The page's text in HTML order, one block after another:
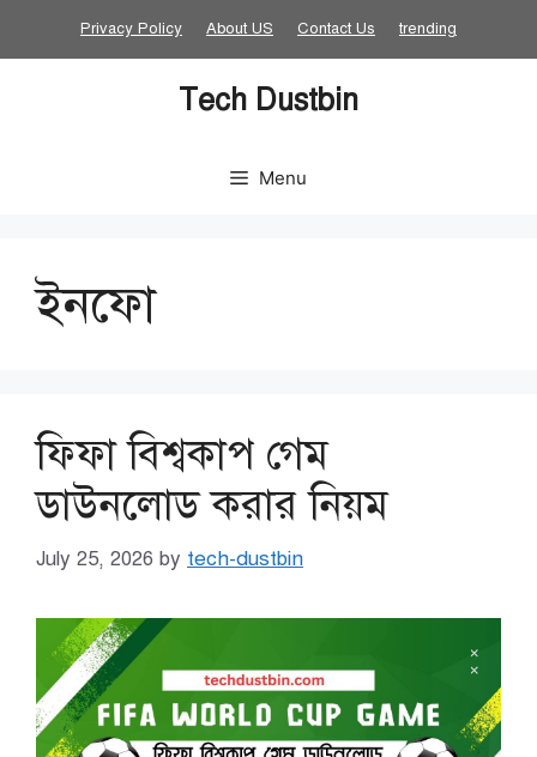
Privacy Policy About US Contact Us trending
Tech Dustbin
Menu
ইনফো
ফিফা বিশ্বকাপ গেম
ডাউনলোড করার নিয়ম
July 25, 2026 by tech-dustbin